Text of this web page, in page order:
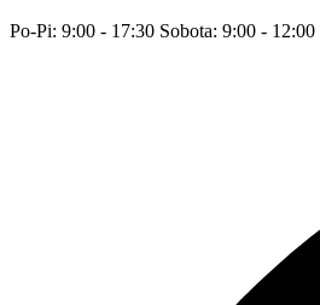
Po-Pi: 9:00 - 17:30 Sobota: 9:00 -